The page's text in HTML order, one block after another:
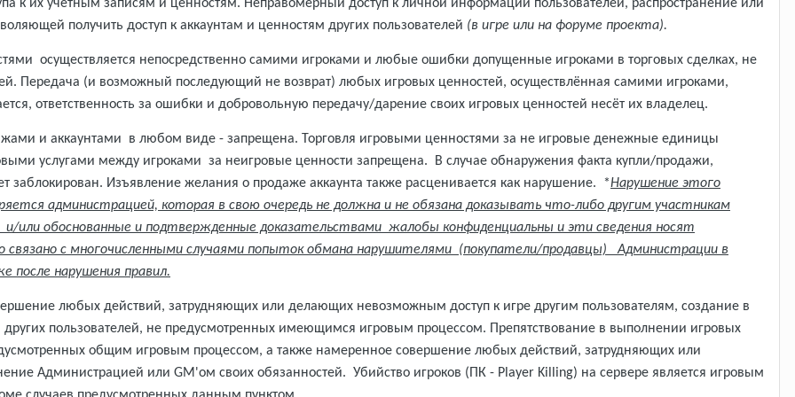
к их учетным записям и ценностям. Неправомерный доступ к личной информации пользователей, распространение или
получить доступ к аккаунтам и ценностям других пользователей (в игре или на форуме проекта).
осуществляется непосредственно самими игроками и любые ошибки допущенные игроками в торговых сделках, не
Передача (и возможный последующий не возврат) любых игровых ценностей, осуществлённая самими игроками,
ответственность за ошибки и добровольную передачу/дарение своих игровых ценностей несёт их владелец.
и аккаунтами в любом виде - запрещена. Торговля игровыми ценностями за не игровые денежные единицы
услугами между игроками за неигровые ценности запрещена. В случае обнаружения факта купли/продажи,
заблокирован. Изъявление желания о продаже аккаунта также расценивается как нарушение. *Нарушение этого
администрацией, которая в свою очередь не должна и не обязана доказывать что-либо другим участникам
и/или обоснованные и подтвержденные доказательствами жалобы конфиденциальны и эти сведения носят
с многочисленными случаями попыток обмана нарушителями (покупатели/продавцы) Администрации в
после нарушения правил.
любых действий, затрудняющих или делающих невозможным доступ к игре другим пользователям, создание в
пользователей, не предусмотренных имеющимся игровым процессом. Препятствование в выполнении игровых
общим игровым процессом, а также намеренное совершение любых действий, затрудняющих или
Администрацией или GM'ом своих обязанностей. Убийство игроков (ПК - Player Killing) на сервере является игровым